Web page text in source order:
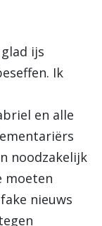
ijs
Ik
en alle
noodzakelijk
moeten
nieuws